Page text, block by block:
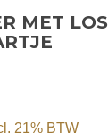
MET LOS
21% BTW